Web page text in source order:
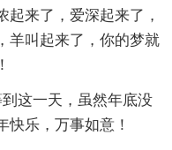
起来了，爱深起来了，
羊叫起来了，你的梦就
这一天，虽然年底没
快乐，万事如意！